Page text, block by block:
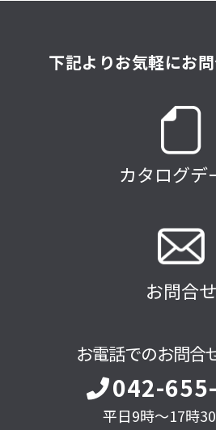
下記よりお気軽にお
カタログデ
お問合せ
お電話でのお問合
042-
平日9時～17時